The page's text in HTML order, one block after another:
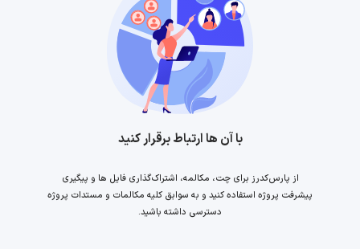
با آن ها ارتباط برقرار کنید
از پارس‌کدرز برای چت، مکالمه، اشتراک‌گذاری فایل ها و پیگیری
پیشرفت پروژه استفاده کنید و به سوابق کلیه مکالمات و مستدات پروژه
دسترسی داشته باشید.